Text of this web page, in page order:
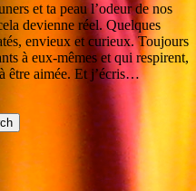
et ta peau l’odeur de nos
devienne réel. Quelques
envieux et curieux. Toujours
à eux-mêmes et qui respirent,
être aimée. Et j’écris…